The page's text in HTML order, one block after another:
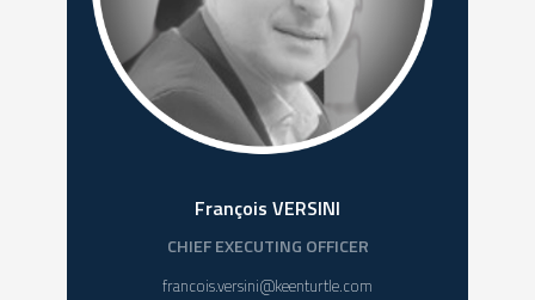
François VERSINI
CHIEF EXECUTING OFFICER
francois.versini@keenturtle.com